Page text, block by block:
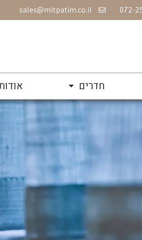
072-
sales@mitpatim.co.il
חדרים